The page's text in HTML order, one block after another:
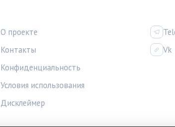
О проекте
Контакты
Конфиденциальность
Условия использования
Дисклеймер
Vk